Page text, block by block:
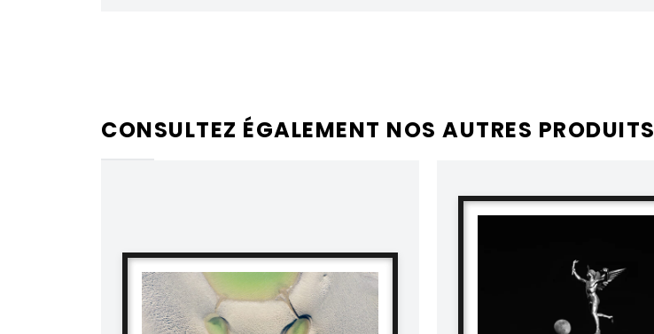
CONSULTEZ ÉGALEMENT NOS AUTRES PRODUITS